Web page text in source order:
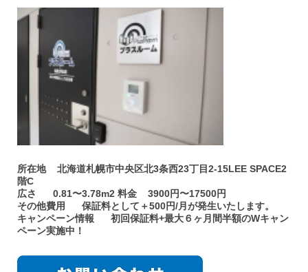
所在地 北海道札幌市中央区北3条西23丁目2-15LEE SPACE2
階C
広さ 0.81〜3.78m2 料金 3900円〜17500円
その他費用 保証料として＋500円/月が発生いたします。
キャンペーン情報 初回保証料+最大６ヶ月間半額のWキャン
ペーン実施中！